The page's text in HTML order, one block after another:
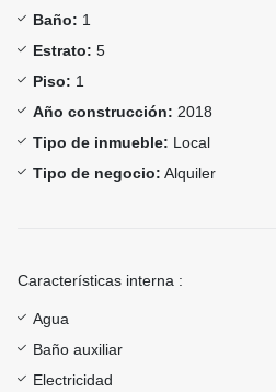
Baño: 1
Estrato: 5
Piso: 1
Año construcción: 2018
Tipo de inmueble: Local
Tipo de negocio: Alquiler
Características interna :
Agua
Baño auxiliar
Electricidad